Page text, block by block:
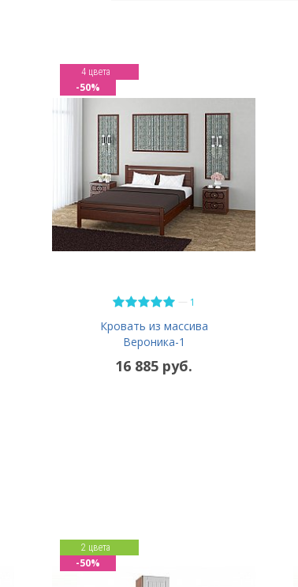
— 1
Кровать из массива
Вероника-1
4 цвета
16 885 руб.
-50%
2 цвета
-50%